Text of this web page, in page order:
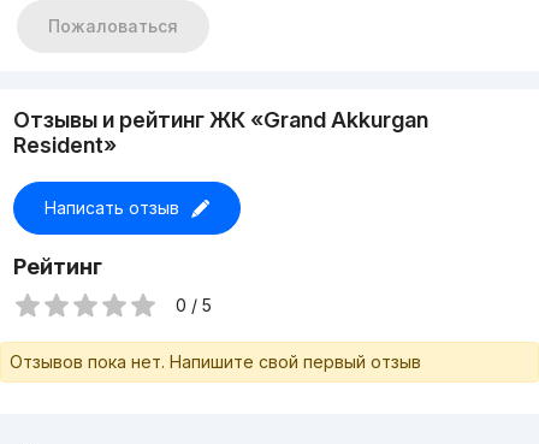
нижнем уровне находится цокольный этаж.
Пожаловаться
Отзывы и рейтинг ЖК «Grand Akkurgan
Resident»
Написать отзыв
Рейтинг
0 / 5
Отзывов пока нет. Напишите свой первый отзыв